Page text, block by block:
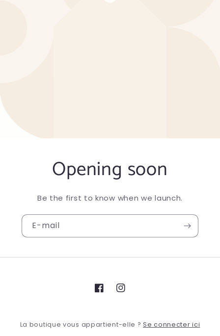
Opening soon
Be the first to know when we launch.
E-mail
FacebookInstagram
La boutique vous appartient-elle ?Se connecter ici